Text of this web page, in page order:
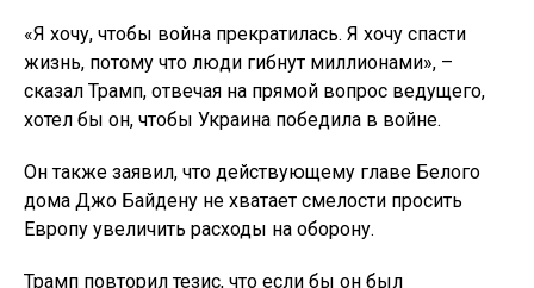
«Я хочу, чтобы война прекратилась. Я хочу спасти
жизнь, потому что люди гибнут миллионами», –
сказал Трамп, отвечая на прямой вопрос ведущего,
хотел бы он, чтобы Украина победила в войне.
Он также заявил, что действующему главе Белого
дома Джо Байдену не хватает смелости просить
Европу увеличить расходы на оборону.
Трамп повторил тезис, что если бы он был